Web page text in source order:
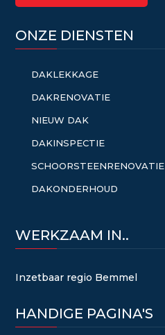
ONZE DIENSTEN
DAKLEKKAGE
DAKRENOVATIE
NIEUW DAK
DAKINSPECTIE
SCHOORSTEENRENOVATIE
DAKONDERHOUD
WERKZAAM IN..
Inzetbaar regio Bemmel
HANDIGE PAGINA'S